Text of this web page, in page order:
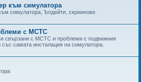
към симулатора
симулатора, Ъпдейти, скриинове.
с МСТС
свързани с МСТС и проблеми с подвижния
със самата инсталация на симулатора.